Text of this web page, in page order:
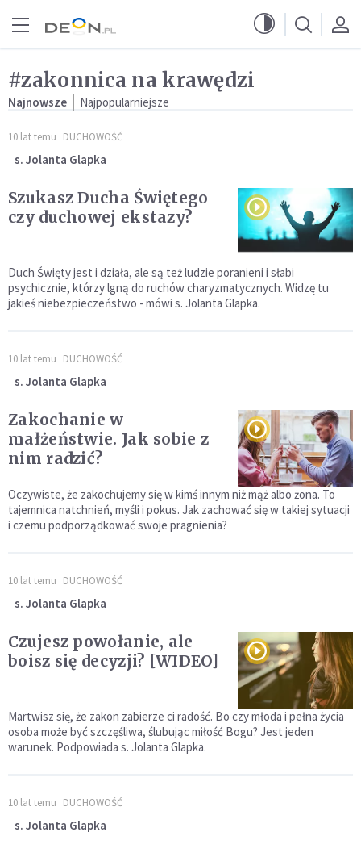
#zakonnica na krawędzi
Najnowsze Najpopularniejsze
10 lat temu DUCHOWOŚĆ
s. Jolanta Glapka
Szukasz Ducha Świętego
czy duchowej ekstazy?
Duch Święty jest i działa, ale są też ludzie poranieni i słabi
psychicznie, którzy lgną do ruchów charyzmatycznych. Widzę tu
jakieś niebezpieczeństwo - mówi s. Jolanta Glapka.
10 lat temu DUCHOWOŚĆ
s. Jolanta Glapka
Zakochanie w
małżeństwie. Jak sobie z
nim radzić?
Oczywiste, że zakochujemy się w kimś innym niż mąż albo żona. To
tajemnica natchnień, myśli i pokus. Jak zachować się w takiej sytuacji
i czemu podporządkować swoje pragnienia?
10 lat temu DUCHOWOŚĆ
s. Jolanta Glapka
Czujesz powołanie, ale
boisz się decyzji? [WIDEO]
Martwisz się, że zakon zabierze ci radość. Bo czy młoda i pełna życia
osoba może być szczęśliwa, ślubując miłość Bogu? Jest jeden
warunek. Podpowiada s. Jolanta Glapka.
10 lat temu DUCHOWOŚĆ
s. Jolanta Glapka